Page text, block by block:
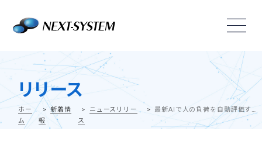
リリース
ホー
ム
新着情
報
ニュースリリー
ス
最新AIで人の負荷を自動評価する「VP-Ergono」に OWAS法評価とモーメント評価の2つの負荷解析を搭載した 最新バージョンVer.2.1.0をリリースしました